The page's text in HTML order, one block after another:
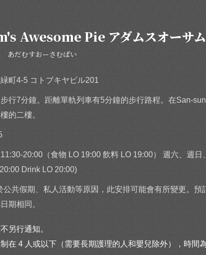
Awesome Pie アダムスオーサ
あだむすおーさむぱい
町4-5 コトブキヤビル201
行7分鐘。距離單軌列車有5分鐘的步行路程。在San-
的二樓。
20:00（食物 LO 19:00 飲料 LO 19:00） 週六、週日
Drink LO 20:00)
公共假期、私人活動等原因，此安排可能會有所變更。預
期相同。
另行通知。
在 4 人或以下（需要長期護理的人和嬰兒除外），時間為